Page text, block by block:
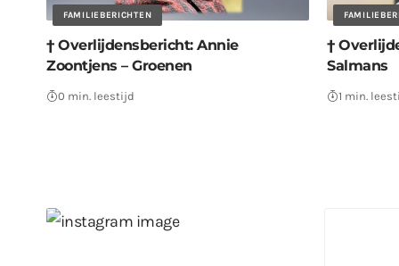
FAMILIEBERICHTEN
† Overlijdensbericht: Annie
Zoontjens – Groenen
0 min. leestijd
†
Salmans
1 min.